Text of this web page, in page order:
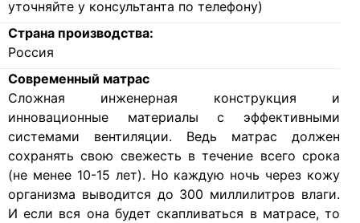
уточняйте у консультанта по телефону)
Страна производства:
Россия
Современный матрас
Cложная инженерная конструкция и
инновационные материалы с эффективными
системами вентиляции. Ведь матрас должен
сохранять свою свежесть в течение всего срока
(не менее 10-15 лет). Но каждую ночь через кожу
организма выводится до 300 миллилитров влаги.
И если вся она будет скапливаться в матрасе, то